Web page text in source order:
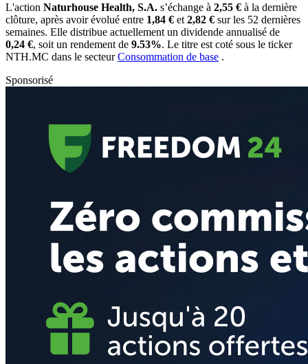
L'action Naturhouse Health, S.A. s’échange à 2,55 € à la dernière
clôture, après avoir évolué entre 1,84 € et 2,82 € sur les 52 dernières
semaines. Elle distribue actuellement un dividende annualisé de
0,24 €, soit un rendement de 9.53%. Le titre est coté sous le ticker
NTH.MC dans le secteurConsommation de base .
Sponsorisé